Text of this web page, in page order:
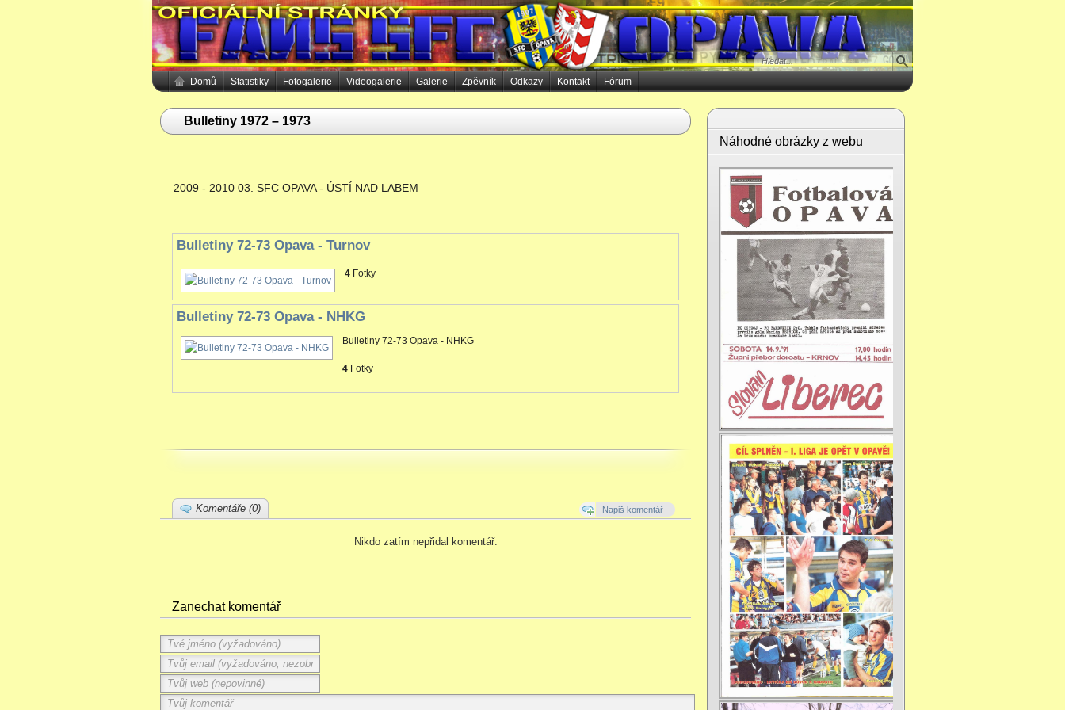
Domů Statistiky Fotogalerie Videogalerie Galerie Zpěvník Odkazy Kontakt Fórum
Náhodné obrázky z webu
Bulletiny 1972 – 1973
2009 - 2010 03. SFC OPAVA - ÚSTÍ NAD LABEM
Bulletiny 72-73 Opava - Turnov
4 Fotky
Bulletiny 72-73 Opava - NHKG
Bulletiny 72-73 Opava - NHKG
4 Fotky
Komentáře (0) Napiš komentář
Nikdo zatím nepřidal komentář.
Zanechat komentář